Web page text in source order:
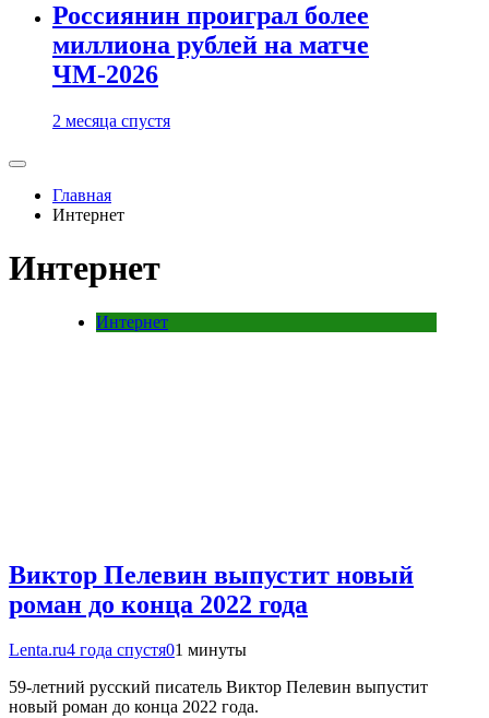
Россиянин проиграл более
миллиона рублей на матче
ЧМ-2026
2 месяца спустя
Главная
Интернет
Интернет
Интернет
Виктор Пелевин выпустит новый
роман до конца 2022 года
Lenta.ru4 года спустя01 минуты
59-летний русский писатель Виктор Пелевин выпустит
новый роман до конца 2022 года.